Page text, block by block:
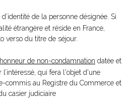
de la personne désignée. Si
étrangère et réside en France,
verso du titre de séjour.
de non-condamnation datée et
qui fera l'objet d'une
commis au Registre du Commerce et
casier judiciaire